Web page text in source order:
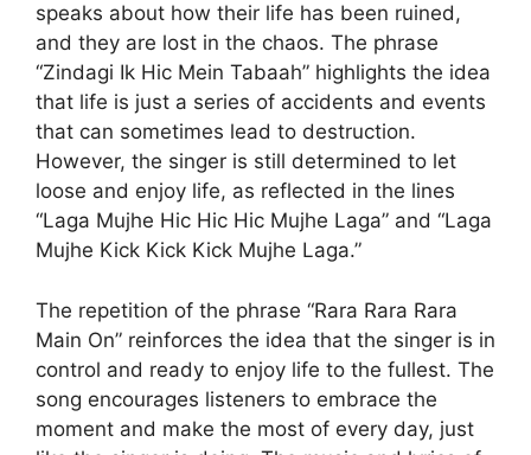
speaks about how their life has been ruined,
and they are lost in the chaos. The phrase
“Zindagi Ik Hic Mein Tabaah” highlights the idea
that life is just a series of accidents and events
that can sometimes lead to destruction.
However, the singer is still determined to let
loose and enjoy life, as reflected in the lines
“Laga Mujhe Hic Hic Hic Mujhe Laga” and “Laga
Mujhe Kick Kick Kick Mujhe Laga.”
The repetition of the phrase “Rara Rara Rara
Main On” reinforces the idea that the singer is in
control and ready to enjoy life to the fullest. The
song encourages listeners to embrace the
moment and make the most of every day, just